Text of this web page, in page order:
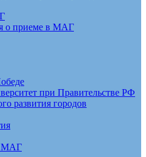
о приеме в МАГ
при Правительстве РФ
развития городов
МАГ